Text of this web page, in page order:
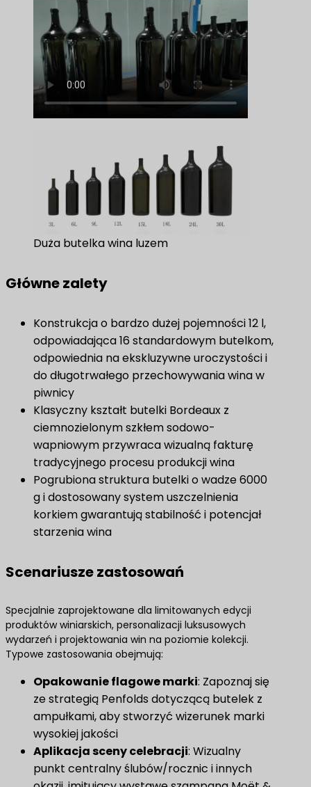
Duża butelka wina luzem
Główne zalety
Konstrukcja o bardzo dużej pojemności 12 l,
odpowiadająca 16 standardowym butelkom,
odpowiednia na ekskluzywne uroczystości i
do długotrwałego przechowywania wina w
piwnicy
Klasyczny kształt butelki Bordeaux z
ciemnozielonym szkłem sodowo-
wapniowym przywraca wizualną fakturę
tradycyjnego procesu produkcji wina
Pogrubiona struktura butelki o wadze 6000
g i dostosowany system uszczelnienia
korkiem gwarantują stabilność i potencjał
starzenia wina
Scenariusze zastosowań
Specjalnie zaprojektowane dla limitowanych edycji
produktów winiarskich, personalizacji luksusowych
wydarzeń i projektowania win na poziomie kolekcji.
Typowe zastosowania obejmują:
Opakowanie flagowe marki​: Zapoznaj się
ze strategią Penfolds dotyczącą butelek z
ampułkami, aby stworzyć wizerunek marki
wysokiej jakości
Aplikacja sceny celebracji​: Wizualny
punkt centralny ślubów/rocznic i innych